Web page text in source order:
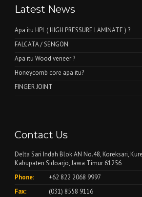
Latest News
Apa itu HPL ( HIGH PRESSURE LAMINATE ) ?
FALCATA / SENGON
Apa itu Wood veneer ?
Honeycomb core apa itu?
FINGER JOINT
Contact Us
Delta Sari Indah Blok AN No.48, Koreksari,
Kabupaten Sidoarjo, Jawa Timur 61256
Phone:
+62 822 2068 9997
Fax:
(031) 8558 9116